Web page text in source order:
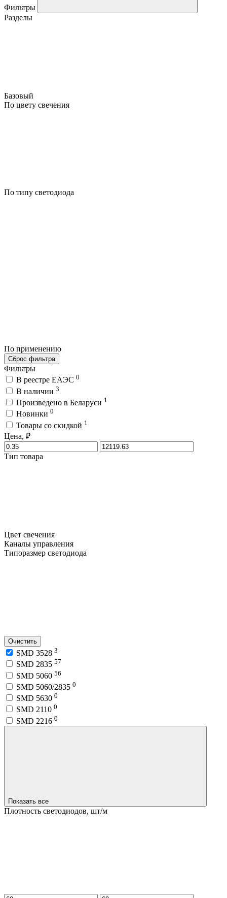
Фильтры
Разделы
Базовый
По цвету свечения
По типу светодиода
По применению
Сброс фильтра
Фильтры
В реестре ЕАЭС 0
В наличии 3
Произведено в Беларуси 1
Новинки 0
Товары со скидкой 1
Цена, ₽
Тип товара
Цвет свечения
Каналы управления
Типоразмер светодиода
Очистить
SMD 3528 3
SMD 2835 57
SMD 5060 56
SMD 5060/2835 0
SMD 5630 0
SMD 2110 0
SMD 2216 0
Показать все
Плотность светодиодов, шт/м